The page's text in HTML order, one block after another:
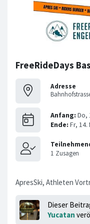
FreeRideDays
Adresse
ApresSki, Athleten
Dieser
Yucatan